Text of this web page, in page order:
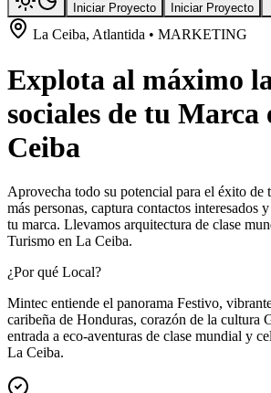
Iniciar Proyecto Iniciar Proyecto
La Ceiba, Atlantida • MARKETING
Explota al máximo
sociales de tu Marca
Ceiba
Aprovecha todo su potencial para el éxito de
más personas, captura contactos interesados
tu marca. Llevamos arquitectura de clase
Turismo en La Ceiba.
¿Por qué Local?
Mintec entiende el panorama Festivo,
caribeña de Honduras, corazón de la cultura
entrada a eco-aventuras de clase mundial y
La Ceiba.